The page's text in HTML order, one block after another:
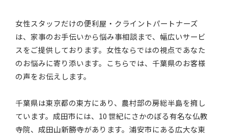
女性スタッフだけの便利屋・クライントパートナーズ
は、家事のお手伝いから悩み事相談まで、幅広いサービ
スをご提供しております。女性ならではの視点であなた
のお悩みに寄り添います。こちらでは、千葉県のお客様
の声をお伝えします。
千葉県は東京都の東方にあり、農村部の房総半島を擁し
ています。成田市には、10 世紀にさかのぼる有名な仏教
寺院、成田山新勝寺があります。浦安市にある広大な東